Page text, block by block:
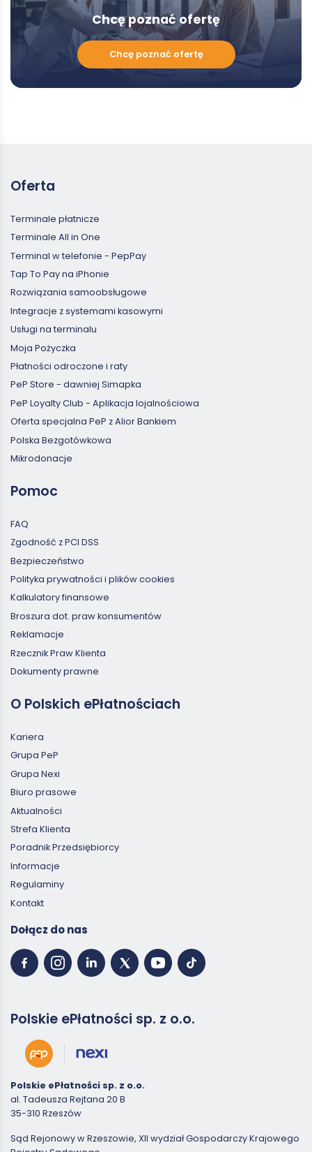
Chcę poznać ofertę
Chcę
Chcę poznać ofertę
Oferta
Terminale płatnicze
Terminale All in One
Terminal w telefonie - PepPay
Tap To Pay na iPhonie
Rozwiązania samoobsługowe
Integracje z systemami kasowymi
Usługi na terminalu
Moja Pożyczka
Płatności odroczone i raty
PeP Store - dawniej Simapka
PeP Loyalty Club - Aplikacja lojalnościowa
Oferta specjalna PeP z Alior Bankiem
Polska Bezgotówkowa
Mikrodonacje
Pomoc
FAQ
Zgodność z PCI DSS
Bezpieczeństwo
Polityka prywatności i plików cookies
Kalkulatory finansowe
Broszura dot. praw konsumentów
Reklamacje
Rzecznik Praw Klienta
Dokumenty prawne
O Polskich ePłatnościach
Kariera
Grupa PeP
Grupa Nexi
Biuro prasowe
Aktualności
Strefa Klienta
Poradnik Przedsiębiorcy
Informacje
Regulaminy
Kontakt
Dołącz do nas
Polskie ePłatności sp. z o.o.
Polskie ePłatności sp. z o.o.
al. Tadeusza Rejtana 20 B
35-310 Rzeszów
Sąd Rejonowy w Rzeszowie, XII wydział Gospodarczy Krajowego